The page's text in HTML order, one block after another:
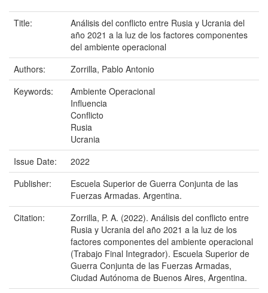
Title:
Análisis del conflicto entre Rusia y Ucrania del
año 2021 a la luz de los factores componentes
del ambiente operacional
Authors:
Zorrilla, Pablo Antonio
Keywords:
Ambiente Operacional
Influencia
Conflicto
Rusia
Ucrania
Issue Date:
2022
Publisher:
Escuela Superior de Guerra Conjunta de las
Fuerzas Armadas. Argentina.
Citation:
Zorrilla, P. A. (2022). Análisis del conflicto entre
Rusia y Ucrania del año 2021 a la luz de los
factores componentes del ambiente operacional
(Trabajo Final Integrador). Escuela Superior de
Guerra Conjunta de las Fuerzas Armadas,
Ciudad Autónoma de Buenos Aires, Argentina.